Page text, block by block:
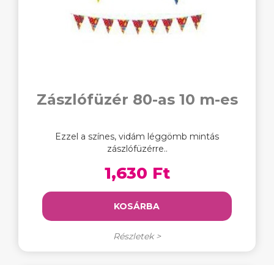
Zászlófüzér 80-as 10 m-es
Ezzel a színes, vidám léggömb mintás
zászlófüzérre..
1,630 Ft
KOSÁRBA
Részletek >